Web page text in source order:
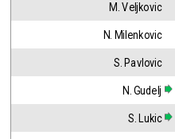
M. Veljkovic
N. Milenkovic
S. Pavlovic
N. Gudelj
S. Lukic